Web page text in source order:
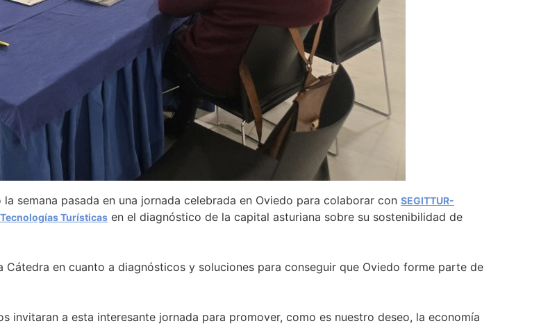
semana pasada en una jornada celebrada en Oviedo para colaborar con SEGITTUR-
Turísticas en el diagnóstico de la capital asturiana sobre su sostenibilidad de
en cuanto a diagnósticos y soluciones para conseguir que Oviedo forme parte de
invitaran a esta interesante jornada para promover, como es nuestro deseo, la economía